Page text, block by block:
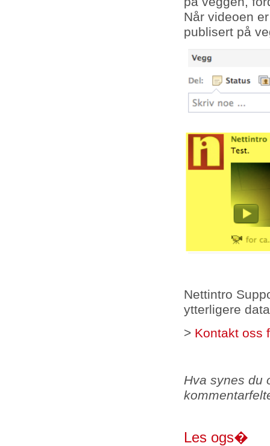
Når videoen
publisert på
Nettintro
ytterligere
> Kontakt oss
Hva synes du
Les ogs�